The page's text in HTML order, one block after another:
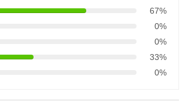
67%
0%
0%
33%
0%